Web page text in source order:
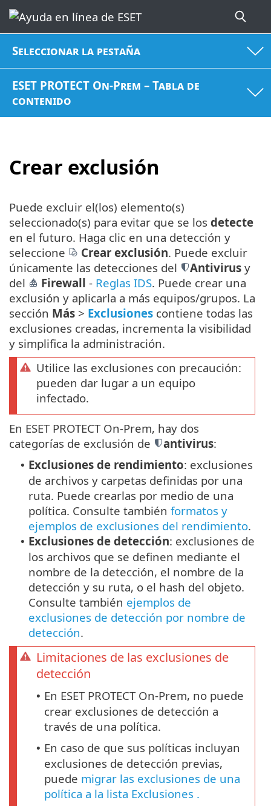
Seleccionar la pestaña
ESET PROTECT On-Prem – Tabla de
contenido
Crear exclusión
Puede excluir el(los) elemento(s)
seleccionado(s) para evitar que se los detecte
en el futuro. Haga clic en una detección y
seleccione
Crear exclusión. Puede excluir
únicamente las detecciones del
Antivirus y
del
Firewall - Reglas IDS. Puede crear una
exclusión y aplicarla a más equipos/grupos. La
sección Más > Exclusiones contiene todas las
exclusiones creadas, incrementa la visibilidad
y simplifica la administración.
Utilice las exclusiones con precaución:
pueden dar lugar a un equipo
infectado.
En ESET PROTECT On-Prem, hay dos
categorías de exclusión de
antivirus:
• Exclusiones de rendimiento: exclusiones
de archivos y carpetas definidas por una
ruta. Puede crearlas por medio de una
política. Consulte también formatos y
ejemplos de exclusiones del rendimiento.
• Exclusiones de detección: exclusiones de
los archivos que se definen mediante el
nombre de la detección, el nombre de la
detección y su ruta, o el hash del objeto.
Consulte también ejemplos de
exclusiones de detección por nombre de
detección.
Limitaciones de las exclusiones de
detección
• En ESET PROTECT On-Prem, no puede
crear exclusiones de detección a
través de una política.
• En caso de que sus políticas incluyan
exclusiones de detección previas,
puede migrar las exclusiones de una
política a la lista Exclusiones .